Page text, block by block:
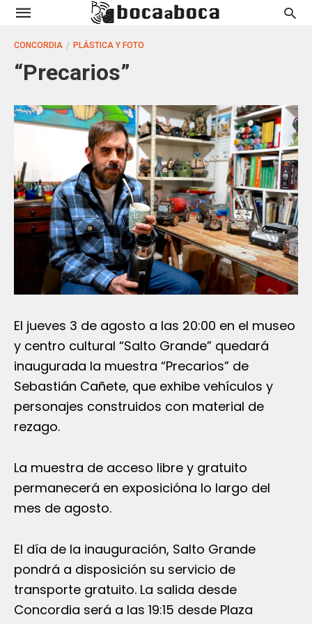
CONCORDIA PLÁSTICA Y FOTO
“Precarios”
El jueves 3 de agosto a las 20:00 en el museo
y centro cultural “Salto Grande” quedará
inaugurada la muestra “Precarios” de
Sebastián Cañete, que exhibe vehículos y
personajes construidos con material de
rezago.
La muestra de acceso libre y gratuito
permanecerá en exposicióna lo largo del
mes de agosto.
El día de la inauguración, Salto Grande
pondrá a disposición su servicio de
transporte gratuito. La salida desde
Concordia será a las 19:15 desde Plaza